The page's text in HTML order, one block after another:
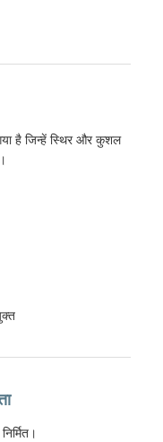
है जिन्हें स्थिर और कुशल